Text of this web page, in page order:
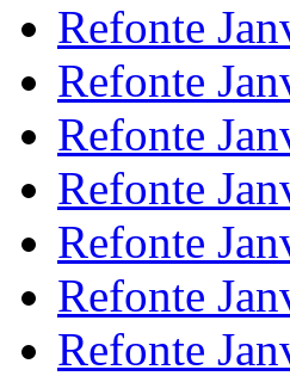
Refonte
Refonte
Refonte
Refonte
Refonte
Refonte
Refonte